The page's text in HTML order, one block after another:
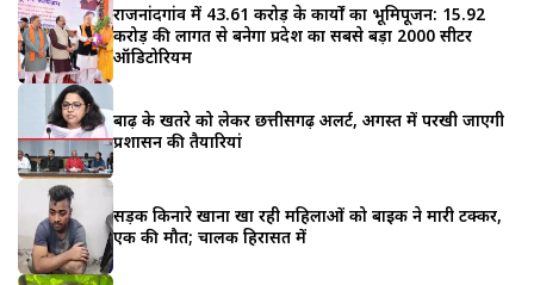
राजनांदगांव में 43.61 करोड़ के कार्यों का भूमिपूजन: 15.92
करोड़ की लागत से बनेगा प्रदेश का सबसे बड़ा 2000 सीटर
ऑडिटोरियम
बाढ़ के खतरे को लेकर छत्तीसगढ़ अलर्ट, अगस्त में परखी जाएगी
प्रशासन की तैयारियां
सड़क किनारे खाना खा रही महिलाओं को बाइक ने मारी टक्कर,
एक की मौत; चालक हिरासत में